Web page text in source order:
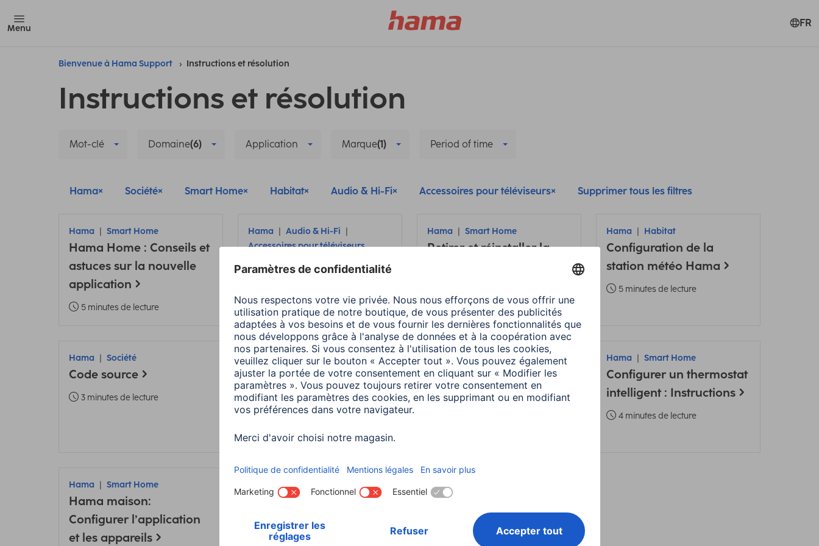
Menu FR
Bienvenue à Hama Support Instructions et résolution
Instructions et résolution
Mot-clé Domaine(6) Application Marque(1) Period of time
Hama Société Smart Home Habitat Audio & Hi-Fi Accessoires pour téléviseurs Supprimer tous les filtres
Hama Smart Home
Hama Home : Conseils et
astuces sur la nouvelle
application
5 minutes de lecture
Hama
Audio & Hi-Fi
Accessoires pour téléviseurs
Connecter un casque à
6 minutes de lecture
Hama Smart Home
Retirer et réinstaller la
Hama Habitat
Configuration de la
station météo Hama
5 minutes de lecture
Hama Société
Code source
3 minutes de lecture
Hama Audio & Hi-Fi
Mise à jour : Spotify
Connect pour les haut-
parleurs Sirium
2 minutes de lecture
Hama Smart Home
Partage familial dans
Hama Home -
Hama Smart Home
Configurer un thermostat
intelligent : Instructions
4 minutes de lecture
Hama Smart Home
Hama maison:
Configurer l’application
et les appareils
Smart Home
Ajouter des appareils à
Hama Smart Home -
Mode d'emploi
Hama
Accessoires pour téléviseurs
Configuration de la
télécommande Hama